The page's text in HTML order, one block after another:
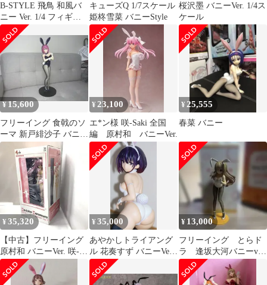
B-STYLE 飛鳥 和風バ
ニー Ver. 1/4 フィギュ
ア
キューズQ 1/7スケール
姫柊雪菜 バニーStyle
桜沢墨 バニーVer. 1/4ス
ケール
¥15,600
フリーイング 食戟のソ
ーマ 新戸緋沙子 バニー
Ver. 1/4
¥ 23,100
エ*ン様 咲-Saki 全国
編 原村和 バニーVer.
¥ 25,555
春菜 バニー
¥ 35,320
【中古】フリーイング
原村和 バニーVer. 咲-
Saki 全国編 B-style 1/4
箱劣化有り[15]
¥35,000
あやかしトライアング
ル 花奏すず バニーVer.
1/4スケール
¥ 13,000
フリーイング とらド
ラ 逢坂大河バニーver
1/4 フィギュア